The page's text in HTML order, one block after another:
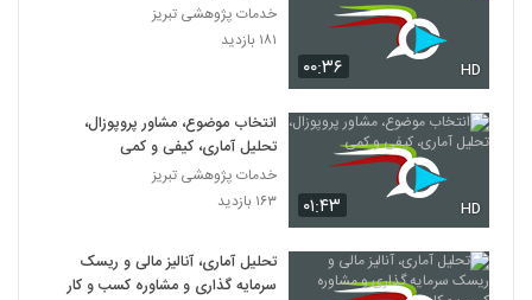
۰۰:۳۶ HD
خدمات پژوهشی تبریز
۱۸۱ بازدید
۰۱:۴۳ HD
انتخاب موضوع، مشاور پروپوزال،
تحلیل آماری، کیفی و کمی
خدمات پژوهشی تبریز
۱۶۳ بازدید
تحلیل آماری، آنالیز مالی و ریسک
سرمایه گذاری و مشاوره کسب و کار